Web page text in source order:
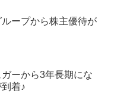
ープから株主優待が
ーから3年長期にな
着♪